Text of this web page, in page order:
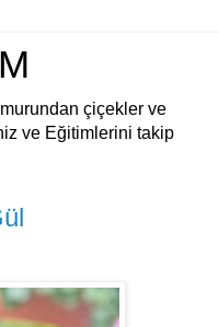
çiçekler ve
ve Eğitimlerini takip